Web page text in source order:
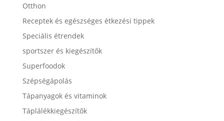
Otthon
Receptek és egészséges étkezési tippek
Speciális étrendek
sportszer és kiegészítők
Superfoodok
Szépségápolás
Tápanyagok és vitaminok
Táplálékkiegészítők